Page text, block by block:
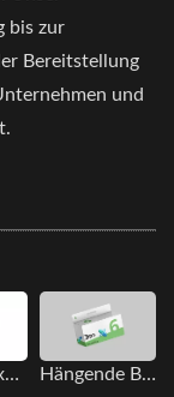
bis zur
Bereitstellung
und
Fensterboxen mit Baumwollseilträger Hängende Box